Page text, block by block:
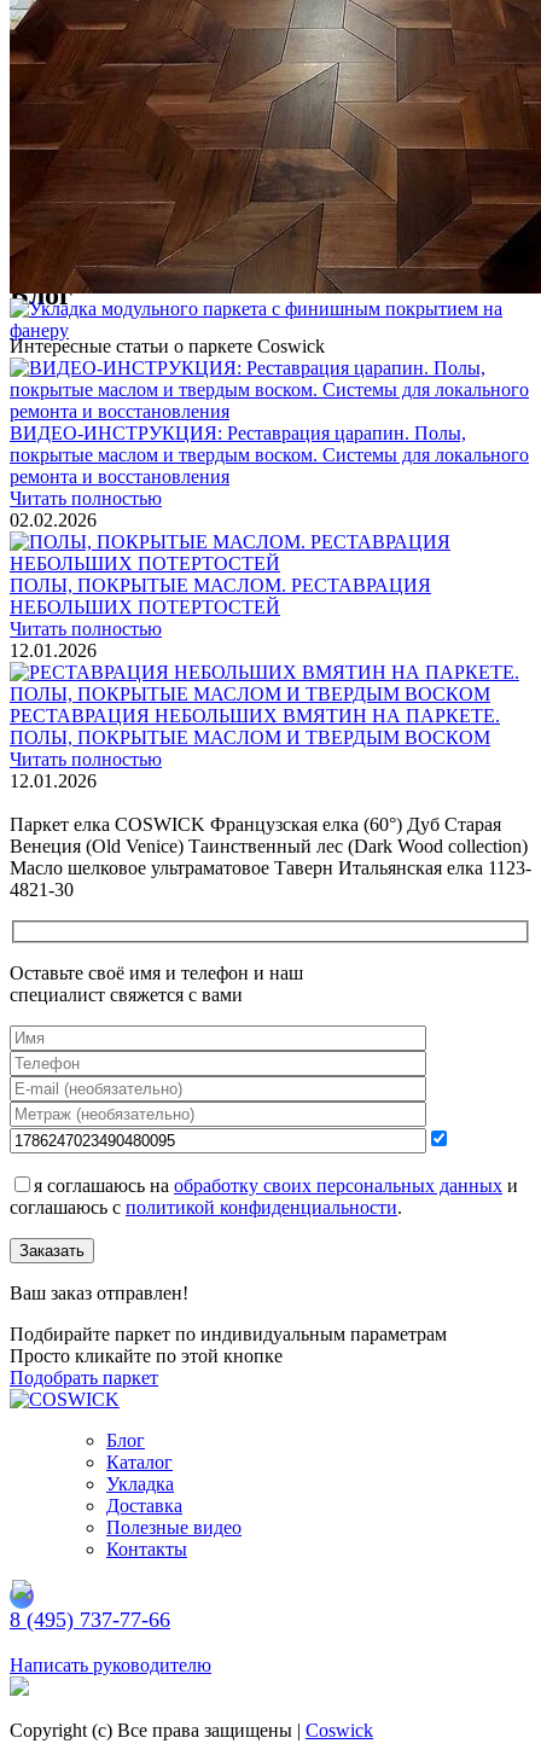
Услуги по реставрации паркета
1 500 ₽
Блог
Интересные статьи о паркете Coswick
ВИДЕО-ИНСТРУКЦИЯ: Реставрация царапин. Полы,
покрытые маслом и твердым воском. Системы для локального
ремонта и восстановления
Читать полностью
02.02.2026
ПОЛЫ, ПОКРЫТЫЕ МАСЛОМ. РЕСТАВРАЦИЯ
НЕБОЛЬШИХ ПОТЕРТОСТЕЙ
Читать полностью
12.01.2026
РЕСТАВРАЦИЯ НЕБОЛЬШИХ ВМЯТИН НА ПАРКЕТЕ.
ПОЛЫ, ПОКРЫТЫЕ МАСЛОМ И ТВЕРДЫМ ВОСКОМ
Читать полностью
12.01.2026
Паркет елка COSWICK Французская елка (60°) Дуб Старая
Венеция (Old Venice) Таинственный лес (Dark Wood collection)
Масло шелковое ультраматовое Таверн Итальянская елка 1123-
4821-30
Оставьте своё имя и телефон и наш
специалист свяжется с вами
я соглашаюсь на обработку своих персональных данных и
соглашаюсь с политикой конфиденциальности.
Заказать
Ваш заказ отправлен!
Подбирайте паркет по индивидуальным параметрам
Просто кликайте по этой кнопке
Подобрать паркет
Блог
Каталог
Укладка
Доставка
Полезные видео
Контакты
8 (495) 737-77-66
Написать руководителю
Copyright (c) Все права защищены | Coswick